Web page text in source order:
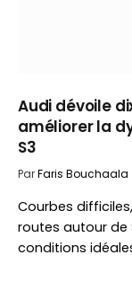
Audi dévoile
améliorer la
S3
ParFaris Bouchaala
Courbes
routes autour de
conditions